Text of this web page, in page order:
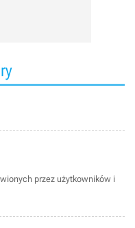
przez użytkowników i